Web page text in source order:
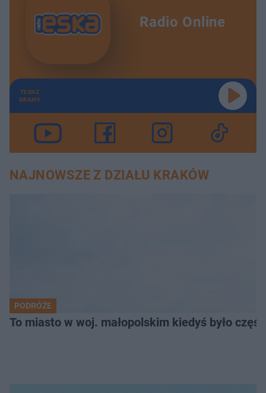
Radio Online
TERAZ
GRAMY
NAJNOWSZE Z DZIAŁU KRAKÓW
PODRÓŻE
To miasto w woj. małopolskim kiedyś było